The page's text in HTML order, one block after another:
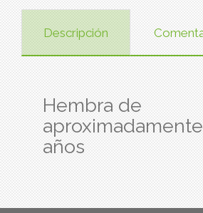
Descripción
Hembra de
años